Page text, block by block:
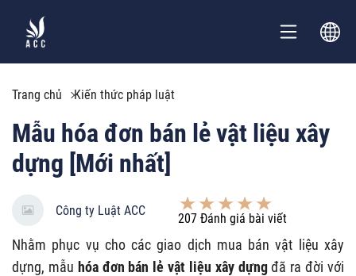
Trang chủ Kiến thức pháp luật
Mẫu hóa đơn bán lẻ vật liệu xây
dựng [Mới nhất]
Công ty Luật ACC
207 Đánh giá bài viết
Nhằm phục vụ cho các giao dịch mua bán vật liệu xây
dựng, mẫu hóa đơn bán lẻ vật liệu xây dựngđã ra đời với